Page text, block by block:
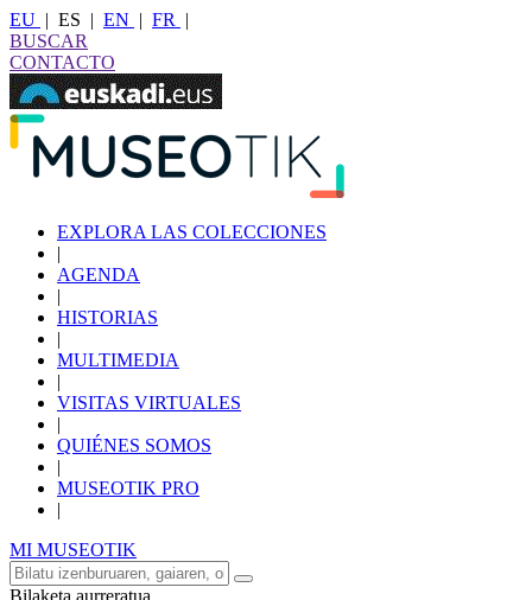
EU | ES | EN | FR
|
BUSCAR
CONTACTO
EXPLORA LAS COLECCIONES
|
AGENDA
|
HISTORIAS
|
MULTIMEDIA
|
VISITAS VIRTUALES
|
QUIÉNES SOMOS
|
MUSEOTIK PRO
|
MI MUSEOTIK
Bilaketa aurreratua